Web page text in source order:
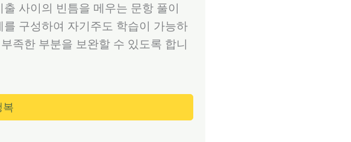
사이의 빈틈을 메우는 문항 풀이
구성하여 자기주도 학습이 가능하
족한 부분을 보완할 수 있도록 합니
복